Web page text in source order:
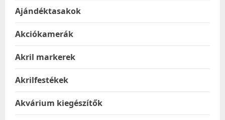
Ajándéktasakok
Akciókamerák
Akril markerek
Akrilfestékek
Akvárium kiegészítők